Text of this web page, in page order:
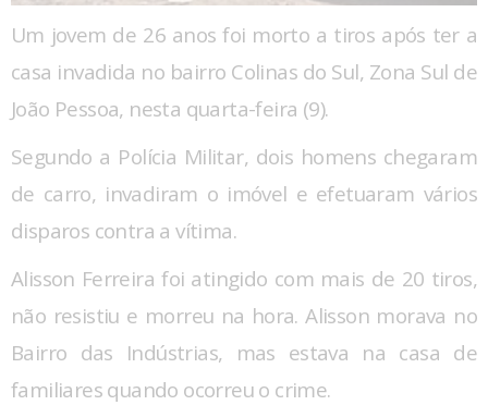
Um jovem de 26 anos foi morto a tiros após ter a
casa invadida no bairro Colinas do Sul, Zona Sul de
João Pessoa, nesta quarta-feira (9).
Segundo a Polícia Militar, dois homens chegaram
de carro, invadiram o imóvel e efetuaram vários
disparos contra a vítima.
Alisson Ferreira foi atingido com mais de 20 tiros,
não resistiu e morreu na hora. Alisson morava no
Bairro das Indústrias, mas estava na casa de
familiares quando ocorreu o crime.